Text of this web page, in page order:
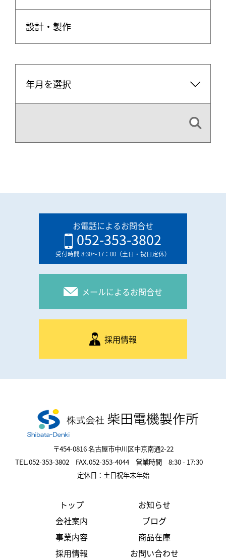
設計・製作
お電話によるお問合せ
052-353-3802
受付時間 8:30〜17：00（土日・祝日定休）
メールによるお問合せ
採用情報
〒454-0816 名古屋市中川区中京南通2-22
TEL.052-353-3802 FAX.052-353-4044 営業時間 8:30 - 17:30
定休日：土日祝年末年始
トップ
お知らせ
会社案内
ブログ
事業内容
商品在庫
採用情報
お問い合わせ